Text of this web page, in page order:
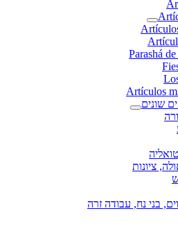
Parashá
Artículos
שונים
ציונות
בני נח, עבודה זרה